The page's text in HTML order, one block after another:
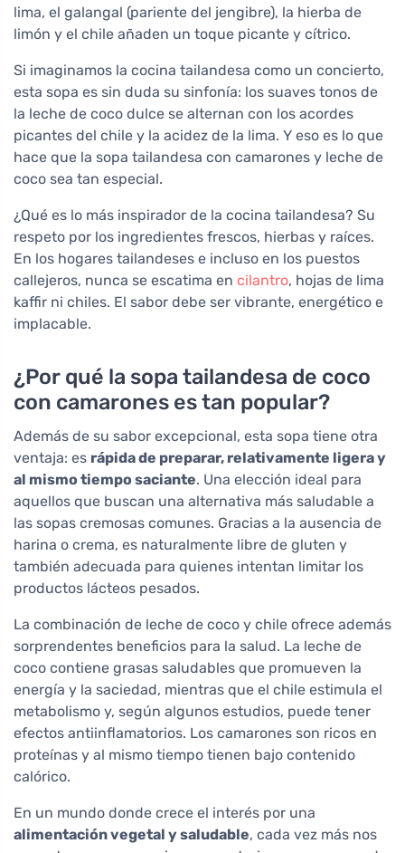
lima, el galangal (pariente del jengibre), la hierba de
limón y el chile añaden un toque picante y cítrico.
Si imaginamos la cocina tailandesa como un concierto,
esta sopa es sin duda su sinfonía: los suaves tonos de
la leche de coco dulce se alternan con los acordes
picantes del chile y la acidez de la lima. Y eso es lo que
hace que la sopa tailandesa con camarones y leche de
coco sea tan especial.
¿Qué es lo más inspirador de la cocina tailandesa? Su
respeto por los ingredientes frescos, hierbas y raíces.
En los hogares tailandeses e incluso en los puestos
callejeros, nunca se escatima en cilantro, hojas de lima
kaffir ni chiles. El sabor debe ser vibrante, energético e
implacable.
¿Por qué la sopa tailandesa de coco
con camarones es tan popular?
Además de su sabor excepcional, esta sopa tiene otra
ventaja: es rápida de preparar, relativamente ligera y
al mismo tiempo saciante. Una elección ideal para
aquellos que buscan una alternativa más saludable a
las sopas cremosas comunes. Gracias a la ausencia de
harina o crema, es naturalmente libre de gluten y
también adecuada para quienes intentan limitar los
productos lácteos pesados.
La combinación de leche de coco y chile ofrece además
sorprendentes beneficios para la salud. La leche de
coco contiene grasas saludables que promueven la
energía y la saciedad, mientras que el chile estimula el
metabolismo y, según algunos estudios, puede tener
efectos antiinflamatorios. Los camarones son ricos en
proteínas y al mismo tiempo tienen bajo contenido
calórico.
En un mundo donde crece el interés por una
alimentación vegetal y saludable, cada vez más nos